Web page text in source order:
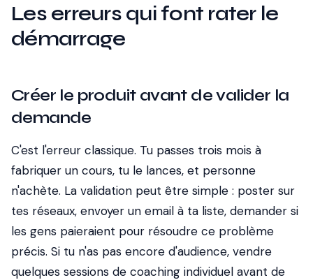
Les erreurs qui font rater le
démarrage
Créer le produit avant de valider la
demande
C'est l'erreur classique. Tu passes trois mois à
fabriquer un cours, tu le lances, et personne
n'achète. La validation peut être simple : poster sur
tes réseaux, envoyer un email à ta liste, demander si
les gens paieraient pour résoudre ce problème
précis. Si tu n'as pas encore d'audience, vendre
quelques sessions de coaching individuel avant de